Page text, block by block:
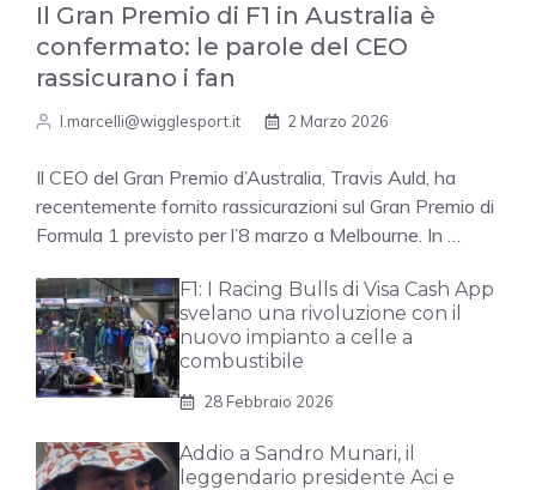
Il Gran Premio di F1 in Australia è
confermato: le parole del CEO
rassicurano i fan
l.marcelli@wigglesport.it 2 Marzo 2026
Il CEO del Gran Premio d’Australia, Travis Auld, ha
recentemente fornito rassicurazioni sul Gran Premio di
Formula 1 previsto per l’8 marzo a Melbourne. In …
F1: I Racing Bulls di Visa Cash App
svelano una rivoluzione con il
nuovo impianto a celle a
combustibile
28 Febbraio 2026
Addio a Sandro Munari, il
leggendario presidente Aci e